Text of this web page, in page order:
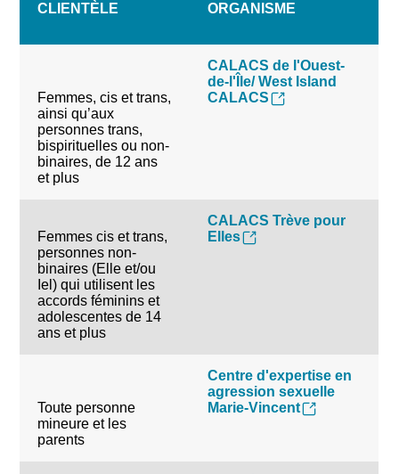
CLIENTÈLE ORGANISME
Femmes, cis et trans,
ainsi qu’aux
personnes trans,
bispirituelles ou non-
binaires, de 12 ans
et plus
CALACS de l'Ouest-
de-l'Île/ West Island
CALACS
Femmes cis et trans,
personnes non-
binaires (Elle et/ou
Iel) qui utilisent les
accords féminins et
adolescentes de 14
ans et plus
CALACS Trève pour
Elles
Toute personne
mineure et les
parents
Centre d'expertise en
agression sexuelle
Marie-Vincent